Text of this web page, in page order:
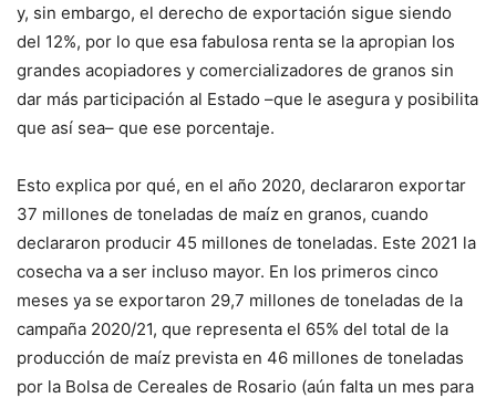
y, sin embargo, el derecho de exportación sigue siendo
del 12%, por lo que esa fabulosa renta se la apropian los
grandes acopiadores y comercializadores de granos sin
dar más participación al Estado –que le asegura y posibilita
que así sea– que ese porcentaje.
Esto explica por qué, en el año 2020, declararon exportar
37 millones de toneladas de maíz en granos, cuando
declararon producir 45 millones de toneladas. Este 2021 la
cosecha va a ser incluso mayor. En los primeros cinco
meses ya se exportaron 29,7 millones de toneladas de la
campaña 2020/21, que representa el 65% del total de la
producción de maíz prevista en 46 millones de toneladas
por la Bolsa de Cereales de Rosario (aún falta un mes para